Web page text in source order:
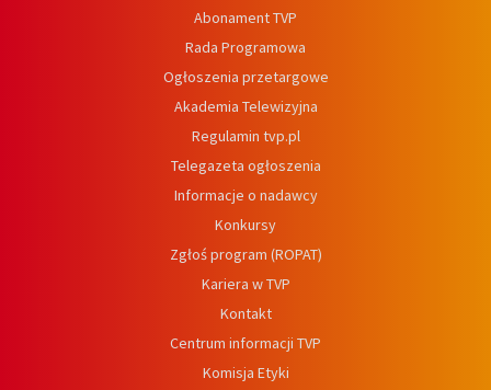
Abonament TVP
Rada Programowa
Ogłoszenia przetargowe
Akademia Telewizyjna
Regulamin tvp.pl
Telegazeta ogłoszenia
Informacje o nadawcy
Konkursy
Zgłoś program (ROPAT)
Kariera w TVP
Kontakt
Centrum informacji TVP
Komisja Etyki